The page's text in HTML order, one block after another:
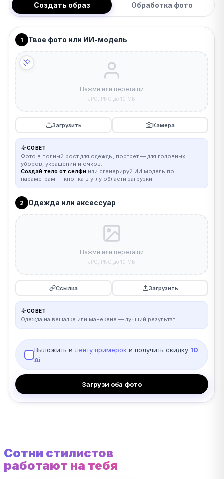
Создать образ Обработка фото
1 Твое фото или ИИ-модель
Нажми или перетащи
JPG, PNG до 10 МБ
Загрузить Камера
СОВЕТ
Фото в полный рост для одежды, портрет — для головных
уборов, украшений и очков.
Создай тело от селфи или сгенерируй ИИ модель по
параметрам — кнопка в углу области загрузки
2 Одежда или аксессуар
Нажми или перетащи
JPG, PNG до 10 МБ
Ссылка Загрузить
СОВЕТ
Одежда на вешалке или манекене — лучший результат
Выложить в ленту примероки получить скидку 10
Ai
Загрузи оба фото
Сотни стилистов
работают на тебя